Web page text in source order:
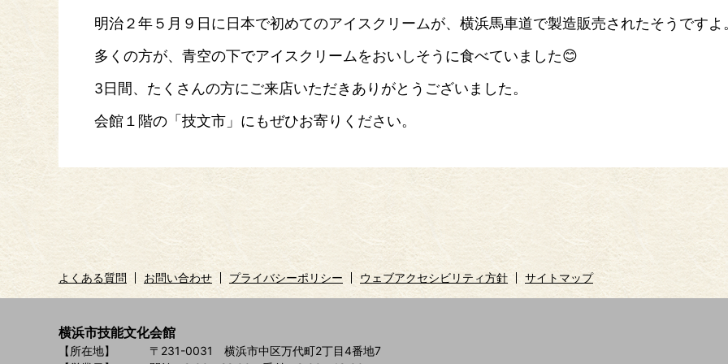
明治２年５月９日に日本で初めてのアイスクリームが、横浜馬車道で製造販売されたそうですよ
多くの方が、青空の下でアイスクリームをおいしそうに食べていました😊
3日間、たくさんの方にご来店いただきありがとうございました。
会館１階の「技文市」にもぜひお寄りください。
よくある質問 お問い合わせ プライバシーポリシー ウェブアクセシビリティ方針 サイトマップ
横浜市技能文化会館
【所在地】
〒231-0031 横浜市中区万代町2丁目4番地7